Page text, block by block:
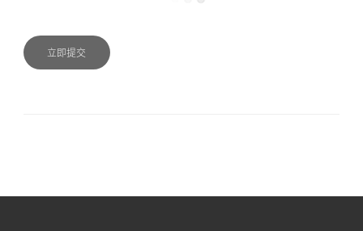
立即提交